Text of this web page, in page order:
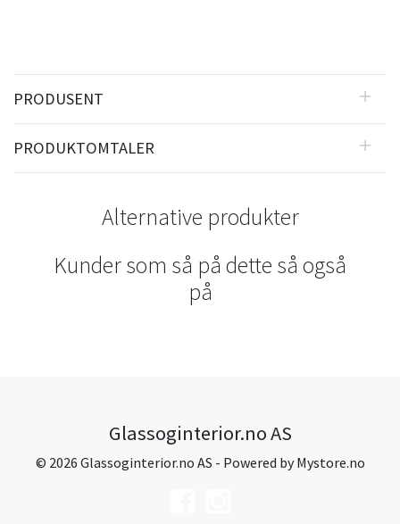
PRODUSENT
PRODUKTOMTALER
Alternative produkter
Kunder som så på dette så også
på
Glassoginterior.no AS
© 2026 Glassoginterior.no AS - Powered byMystore.no